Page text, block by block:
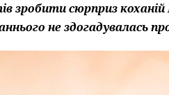
зробити сюрприз коханій
не здогадувалась